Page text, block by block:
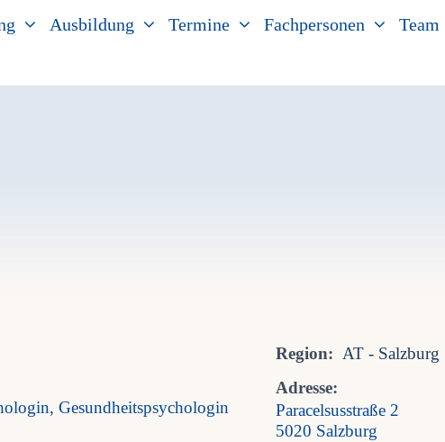
Ausbildung Termine Fachpersonen Team
Region: AT - Salzburg
Gesundheitspsychologin
Adresse:
Paracelsusstraße 2
5020 Salzburg